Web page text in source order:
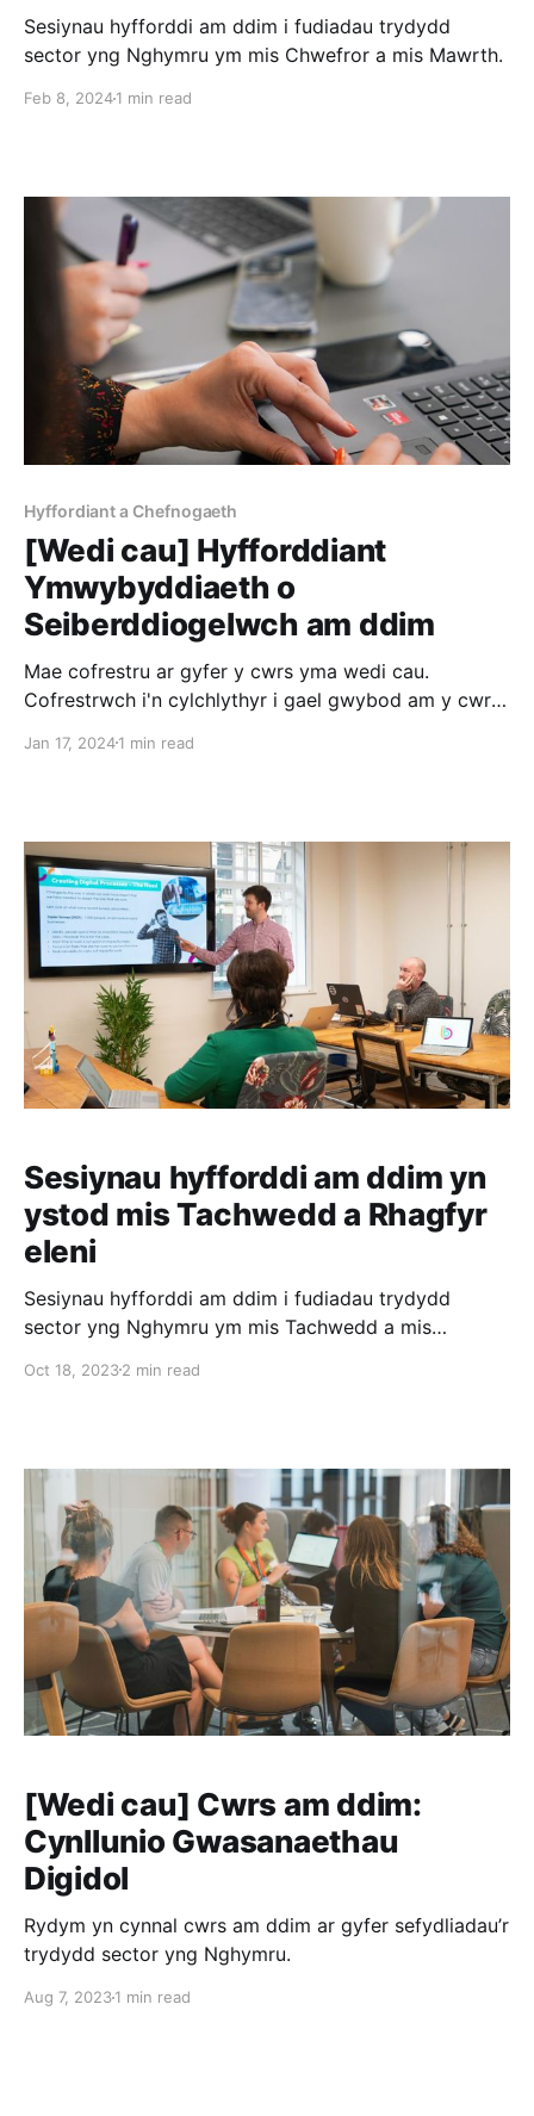
Sesiynau hyfforddi am ddim i fudiadau trydydd
sector yng Nghymru ym mis Chwefror a mis Mawrth.
Feb 8, 20241 min read
Hyffordiant a Chefnogaeth
[Wedi cau] Hyfforddiant
Ymwybyddiaeth o
Seiberddiogelwch am ddim
Mae cofrestru ar gyfer y cwrs yma wedi cau.
Cofrestrwch i'n cylchlythyr i gael gwybod am y cwrs
mewn hyfforddiant Ymwybyddiaeth
gan Ganolfan Seibergadernid Cymru (WCRC) mewn
partneriaeth
Jan 17, 20241 min read
Sesiynau hyfforddi am ddim yn
ystod mis Tachwedd a Rhagfyr
eleni
Sesiynau hyfforddi am ddim i fudiadau trydydd
sector yng Nghymru ym mis Tachwedd a mis
Oct 18, 20232 min read
[Wedi cau] Cwrs am ddim:
Cynllunio Gwasanaethau
Digidol
Rydym yn cynnal cwrs am ddim ar gyfer sefydliadau’r
trydydd sector yng Nghymru.
Aug 7, 20231 min read